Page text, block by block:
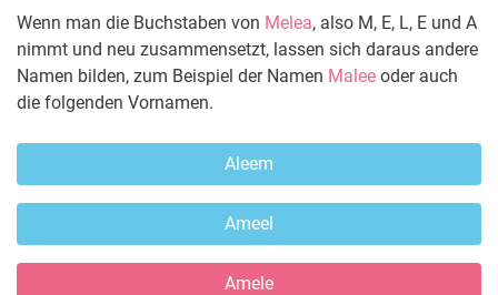
Wenn man die Buchstaben von Melea, also M, E, L, E und A
nimmt und neu zusammensetzt, lassen sich daraus andere
Namen bilden, zum Beispiel der Namen Malee oder auch
die folgenden Vornamen.
Aleem
Ameel
Amele